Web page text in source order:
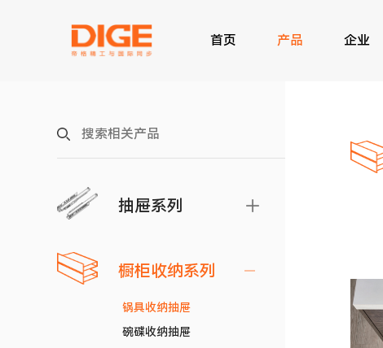
首页 产品 企业
抽屉系列
橱柜收纳系列
锅具收纳抽屉
碗碟收纳抽屉